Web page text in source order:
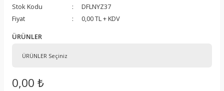
Stok Kodu
DFLNYZ37
Fiyat
0,00 TL + KDV
ÜRÜNLER
0,00 ₺